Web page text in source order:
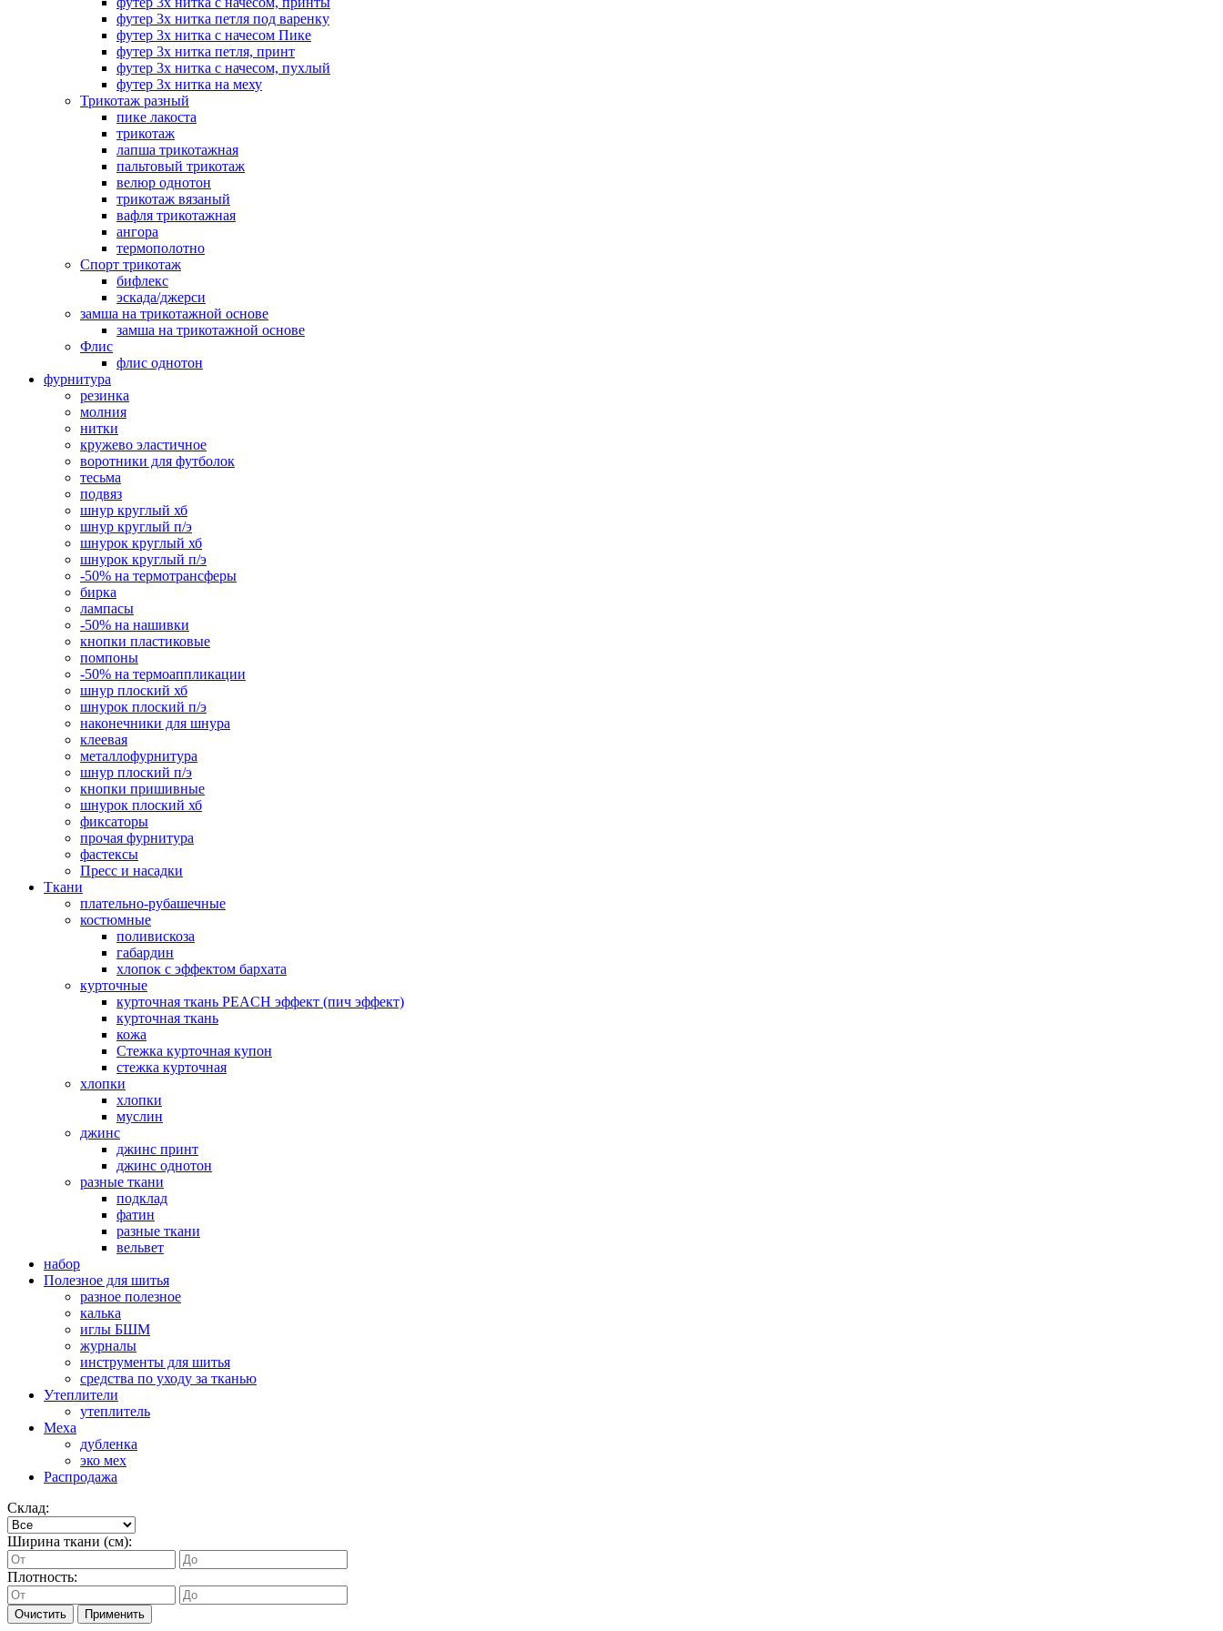
футер 3х нитка петля под варенку
футер 3х нитка с начесом Пике
футер 3х нитка петля, принт
футер 3х нитка с начесом, пухлый
футер 3х нитка на меху
Трикотаж разный
пике лакоста
трикотаж
лапша трикотажная
пальтовый трикотаж
велюр однотон
трикотаж вязаный
вафля трикотажная
ангора
термополотно
Спорт трикотаж
бифлекс
эскада/джерси
замша на трикотажной основе
замша на трикотажной основе
Флис
флис однотон
фурнитура
резинка
молния
нитки
кружево эластичное
воротники для футболок
тесьма
подвяз
шнур круглый хб
шнур круглый п/э
шнурок круглый хб
шнурок круглый п/э
-50% на термотрансферы
бирка
лампасы
-50% на нашивки
кнопки пластиковые
помпоны
-50% на термоаппликации
шнур плоский хб
шнурок плоский п/э
наконечники для шнура
клеевая
металлофурнитура
шнур плоский п/э
кнопки пришивные
шнурок плоский хб
фиксаторы
прочая фурнитура
фастексы
Пресс и насадки
Ткани
плательно-рубашечные
костюмные
поливискоза
габардин
хлопок с эффектом бархата
курточные
курточная ткань PEACH эффект (пич эффект)
курточная ткань
кожа
Стежка курточная купон
стежка курточная
хлопки
хлопки
муслин
джинс
джинс принт
джинс однотон
разные ткани
подклад
фатин
разные ткани
вельвет
набор
Полезное для шитья
разное полезное
калька
иглы БШМ
журналы
инструменты для шитья
средства по уходу за тканью
Утеплители
утеплитель
Меха
дубленка
эко мех
Распродажа
Склад:
Ширина ткани (см):
Плотность:
Очистить Применить